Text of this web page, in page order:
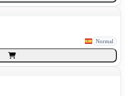
Normal